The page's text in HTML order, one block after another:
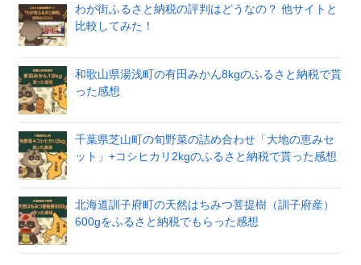
わが街ふるさと納税の評判はどうなの？ 他サイトと
比較してみた！
和歌山県湯浅町の有田みかん8kgのふるさと納税で貰
った感想
千葉県芝山町の旬野菜の詰め合わせ「大地の恵みセ
ット」+コシヒカリ2kgのふるさと納税で貰った感想
北海道訓子府町の天然はちみつ菩提樹（訓子府産）
600gをふるさと納税でもらった感想